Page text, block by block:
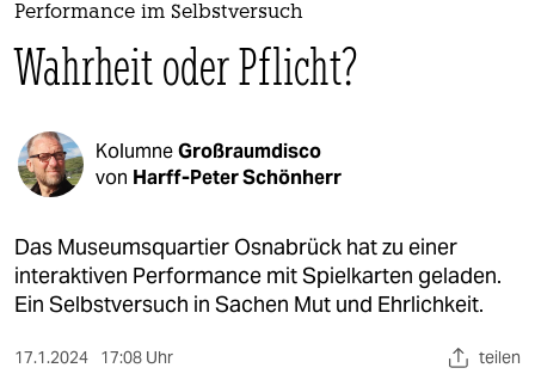
themen
politik
öko
gesellschaft
kultur
sport
Performance im Selbstversuch
Wahrheit oder Pflicht?
KolumneGroßraumdisco
von Harff-Peter Schönherr
Das Museumsquartier Osnabrück hat zu einer
interaktiven Performance mit Spielkarten geladen.
Ein Selbstversuch in Sachen Mut und Ehrlichkeit.
17.1.2024 17:08 Uhr teilen